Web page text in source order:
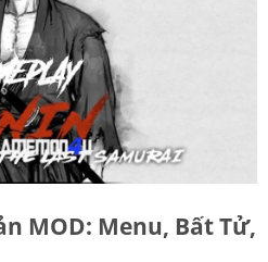
MOD: Menu, Bất Tử,